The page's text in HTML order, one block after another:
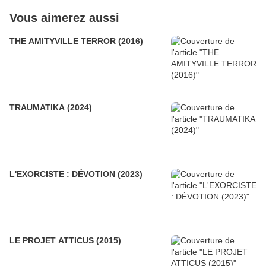
Vous aimerez aussi
THE AMITYVILLE TERROR (2016)
TRAUMATIKA (2024)
L'EXORCISTE : DÉVOTION (2023)
LE PROJET ATTICUS (2015)